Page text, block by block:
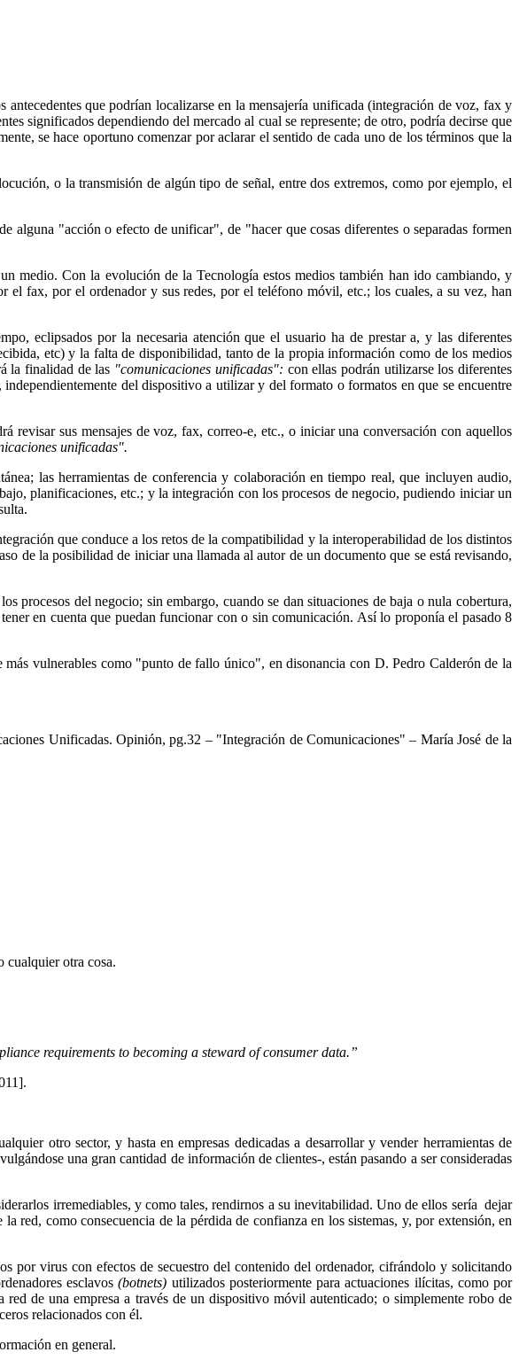
antecedentes que podrían localizarse en la mensajería unificada (integración de voz, fax y
significados dependiendo del mercado al cual se represente; de otro, podría decirse que
se hace oportuno comenzar por aclarar el sentido de cada uno de los términos que la
o la transmisión de algún tipo de señal, entre dos extremos, como por ejemplo, el
"acción o efecto de unificar", de "hacer que cosas diferentes o separadas formen
medio. Con la evolución de la Tecnología estos medios también han ido cambiando, y
fax, por el ordenador y sus redes, por el teléfono móvil, etc.; los cuales, a su vez, han
eclipsados por la necesaria atención que el usuario ha de prestar a, y las diferentes
etc) y la falta de disponibilidad, tanto de la propia información como de los medios
la finalidad de las "comunicaciones unificadas": con ellas podrán utilizarse los diferentes
del dispositivo a utilizar y del formato o formatos en que se encuentre
revisar sus mensajes de voz, fax, correo-e, etc., o iniciar una conversación con aquellos
unificadas".
las herramientas de conferencia y colaboración en tiempo real, que incluyen audio,
planificaciones, etc.; y la integración con los procesos de negocio, pudiendo iniciar un
que conduce a los retos de la compatibilidad y la interoperabilidad de los distintos
de la posibilidad de iniciar una llamada al autor de un documento que se está revisando,
procesos del negocio; sin embargo, cuando se dan situaciones de baja o nula cobertura,
en cuenta que puedan funcionar con o sin comunicación. Así lo proponía el pasado 8
vulnerables como "punto de fallo único", en disonancia con D. Pedro Calderón de la
Unificadas. Opinión, pg.32 – "Integración de Comunicaciones" – María José de la
cualquier otra cosa.
requirements to becoming a steward of consumer data.”
otro sector, y hasta en empresas dedicadas a desarrollar y vender herramientas de
una gran cantidad de información de clientes-, están pasando a ser consideradas
irremediables, y como tales, rendirnos a su inevitabilidad. Uno de ellos sería dejar
red, como consecuencia de la pérdida de confianza en los sistemas, y, por extensión, en
por virus con efectos de secuestro del contenido del ordenador, cifrándolo y solicitando
esclavos(botnets) utilizados posteriormente para actuaciones ilícitas, como por
de una empresa a través de un dispositivo móvil autenticado; o simplemente robo de
relacionados con él.
en general.